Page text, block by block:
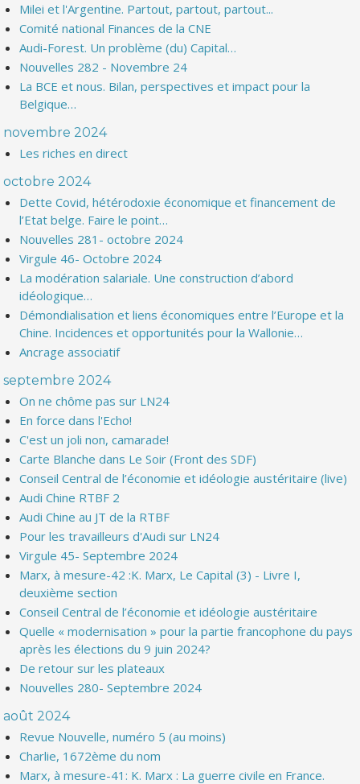
Milei et l'Argentine. Partout, partout, partout...
Comité national Finances de la CNE
Audi-Forest. Un problème (du) Capital…
Nouvelles 282 - Novembre 24
La BCE et nous. Bilan, perspectives et impact pour la
Belgique…
novembre 2024
Les riches en direct
octobre 2024
Dette Covid, hétérodoxie économique et financement de
l’Etat belge. Faire le point…
Nouvelles 281- octobre 2024
Virgule 46- Octobre 2024
La modération salariale. Une construction d’abord
idéologique…
Démondialisation et liens économiques entre l’Europe et la
Chine. Incidences et opportunités pour la Wallonie…
Ancrage associatif
septembre 2024
On ne chôme pas sur LN24
En force dans l'Echo!
C'est un joli non, camarade!
Carte Blanche dans Le Soir (Front des SDF)
Conseil Central de l’économie et idéologie austéritaire (live)
Audi Chine RTBF 2
Audi Chine au JT de la RTBF
Pour les travailleurs d'Audi sur LN24
Virgule 45- Septembre 2024
Marx, à mesure-42 :K. Marx, Le Capital (3) - Livre I,
deuxième section
Conseil Central de l’économie et idéologie austéritaire
Quelle « modernisation » pour la partie francophone du pays
après les élections du 9 juin 2024?
De retour sur les plateaux
Nouvelles 280- Septembre 2024
août 2024
Revue Nouvelle, numéro 5 (au moins)
Charlie, 1672ème du nom
Marx, à mesure-41: K. Marx : La guerre civile en France.